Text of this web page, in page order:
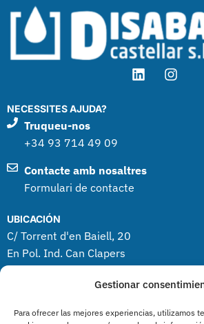
Gestionar
Para ofrecer las mejores experiencias, utilizamos
NECESSITES AJUDA?
Truqueu-nos
+34 93 714 49 09
Contacte amb nosaltres
Formulari de contacte
UBICACIÓN
C/ Torrent d'en Baiell, 20
En Pol. Ind. Can Clapers
08181 Sentmenat (BCN)
Neteja